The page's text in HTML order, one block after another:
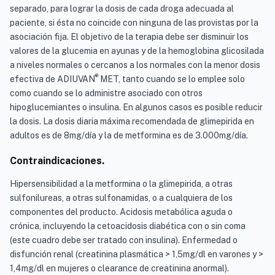
separado, para lograr la dosis de cada droga adecuada al
paciente, si ésta no coincide con ninguna de las provistas por la
asociación fija. El objetivo de la terapia debe ser disminuir los
valores de la glucemia en ayunas y de la hemoglobina glicosilada
a niveles normales o cercanos a los normales con la menor dosis
efectiva de ADIUVAN® MET, tanto cuando se lo emplee solo
como cuando se lo administre asociado con otros
hipoglucemiantes o insulina. En algunos casos es posible reducir
la dosis. La dosis diaria máxima recomendada de glimepirida en
adultos es de 8mg/día y la de metformina es de 3.000mg/día.
Contraindicaciones.
Hipersensibilidad a la metformina o la glimepirida, a otras
sulfonilureas, a otras sulfonamidas, o a cualquiera de los
componentes del producto. Acidosis metabólica aguda o
crónica, incluyendo la cetoacidosis diabética con o sin coma
(este cuadro debe ser tratado con insulina). Enfermedad o
disfunción renal (creatinina plasmática > 1,5mg/dl en varones y >
1,4mg/dl en mujeres o clearance de creatinina anormal).